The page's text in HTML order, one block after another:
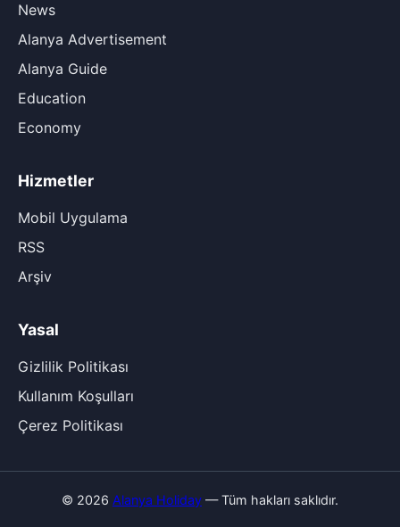
News
Alanya Advertisement
Alanya Guide
Education
Economy
Hizmetler
Mobil Uygulama
RSS
Arşiv
Yasal
Gizlilik Politikası
Kullanım Koşulları
Çerez Politikası
© 2026 Alanya Holiday — Tüm hakları saklıdır.